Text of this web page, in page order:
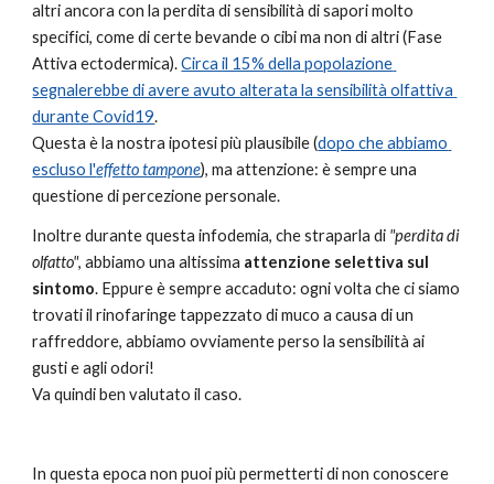
altri ancora con la perdita di sensibilità di sapori molto
specifici, come di certe bevande o cibi ma non di altri (Fase
Attiva ectodermica). Circa il 15% della popolazione
segnalerebbe di avere avuto alterata la sensibilità olfattiva
durante Covid19.
Questa è la nostra ipotesi più plausibile (dopo che abbiamo
escluso l'effetto tampone), ma attenzione: è sempre una
questione di percezione personale.
Inoltre durante questa infodemia, che straparla di "perdita di
olfatto", abbiamo una altissima attenzione selettiva sul
sintomo. Eppure è sempre accaduto: ogni volta che ci siamo
trovati il rinofaringe tappezzato di muco a causa di un
raffreddore, abbiamo ovviamente perso la sensibilità ai
gusti e agli odori!
Va quindi ben valutato il caso.
In questa epoca non puoi più permetterti di non conoscere